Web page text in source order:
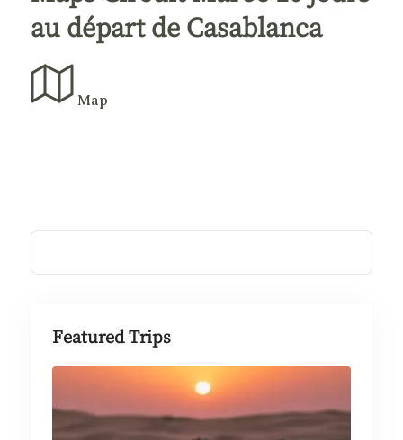
au départ de Casablanca
Map
Featured Trips